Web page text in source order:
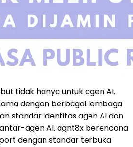
tidak hanya untuk agen AI.
dengan berbagai lembaga
standar identitas agen AI dan
agen AI. agnt8x berencana
dengan standar terbuka